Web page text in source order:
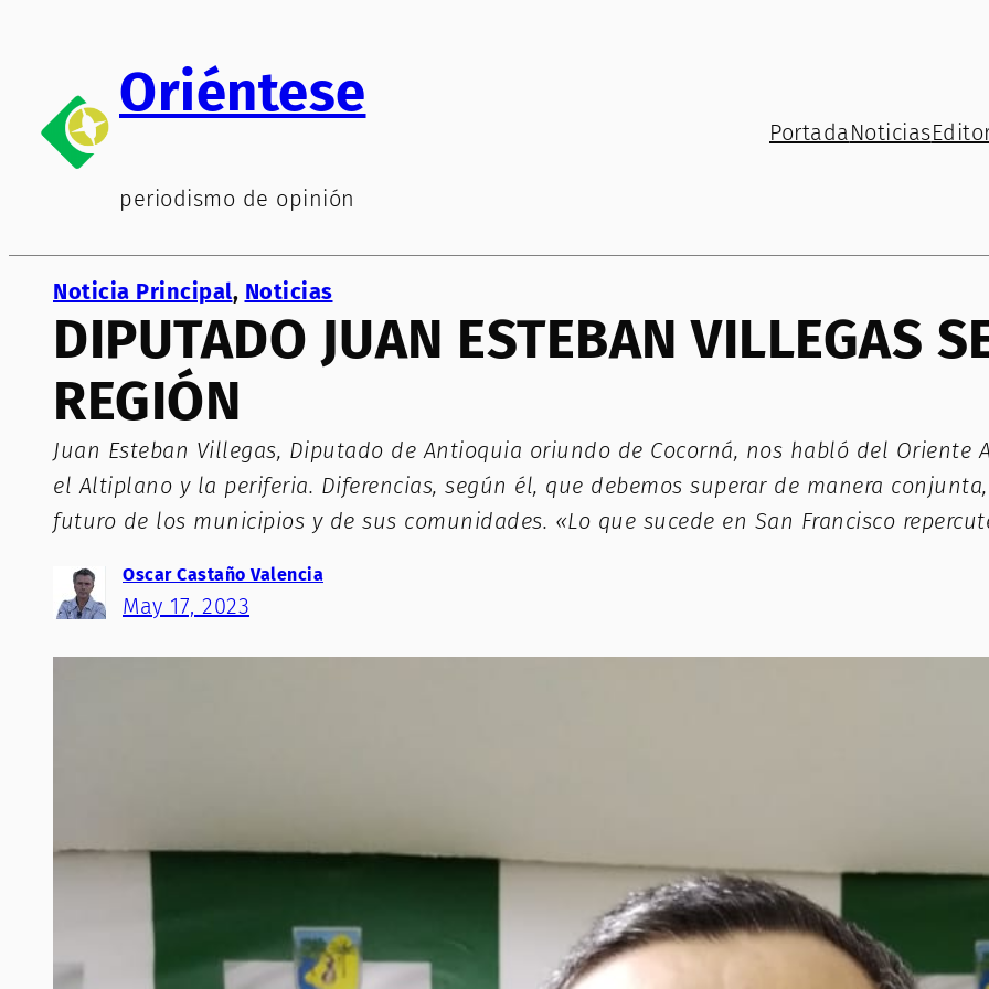
contenido
Oriéntese
periodismo de opinión
Portada Noticias
Noticia Principal, Noticias
DIPUTADO JUAN ESTEBAN VILLEGAS
REGIÓN
Juan Esteban Villegas, Diputado de Antioquia oriundo de Cocorná, nos habló del Oriente
el Altiplano y la periferia. Diferencias, según él, que debemos superar de manera
futuro de los municipios y de sus comunidades. «Lo que sucede en San Francisco
Oscar Castaño Valencia
May 17, 2023